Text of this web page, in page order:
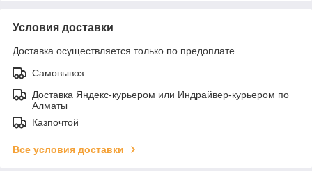
Условия доставки
Доставка осуществляется только по предоплате.
Самовывоз
Доставка Яндекс-курьером или Индрайвер-курьером по
Алматы
Казпочтой
Все условия доставки